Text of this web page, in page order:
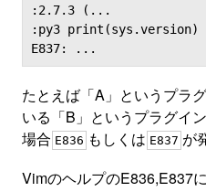
:2.7.3 (...
:py3 print(sys.version)
たとえば「A」というプラ
いる「B」というプラグイ
場合 E836 もしくは E837 が
VimのヘルプのE836,E837